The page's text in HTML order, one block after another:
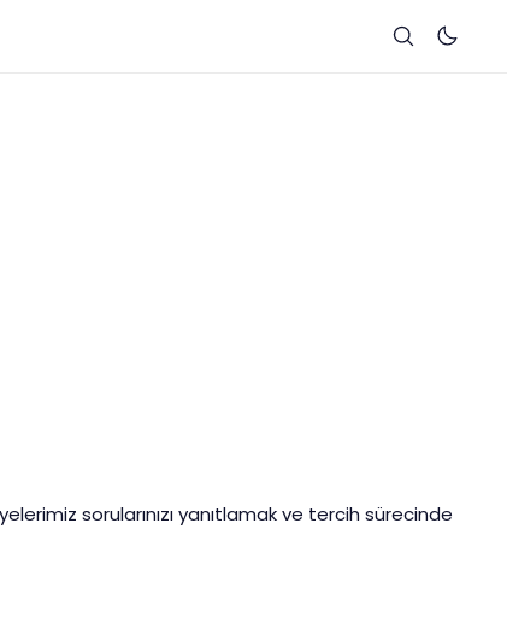
sorularınızı yanıtlamak ve tercih sürecinde